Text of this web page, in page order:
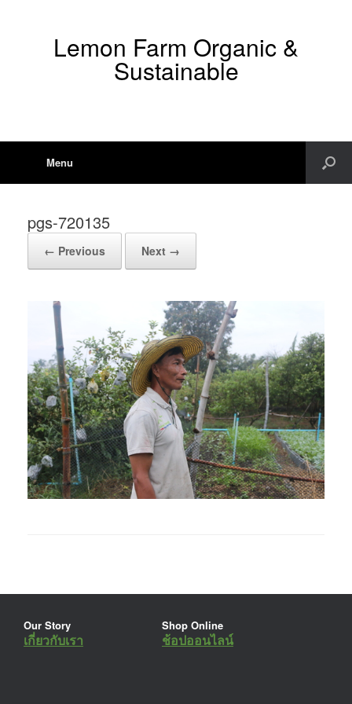
Lemon Farm Organic &
Sustainable
Menu
pgs-720135
← Previous Next →
Our Story
เกี่ยวกับเรา
Shop Online
ช้อปออนไลน์